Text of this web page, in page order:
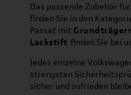
Das passende Zubehör
finden Sie in den
Passat mit
Lackstift finden Sie bei
Jedes einzelne
strengsten
sicher und zufrieden